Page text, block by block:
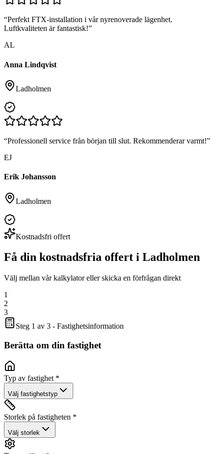
“Perfekt FTX-installation i vår nyrenoverade lägenhet.
Luftkvaliteten är fantastisk!”
AL
Anna Lindqvist
Ladholmen
“Professionell service från början till slut. Rekommenderar varmt!”
EJ
Erik Johansson
Ladholmen
Kostnadsfri offert
Få din kostnadsfria offert i Ladholmen
Välj mellan vår kalkylator eller skicka en förfrågan direkt
1
2
3
Steg 1 av 3 - Fastighetsinformation
Berätta om din fastighet
Typ av fastighet *
Välj fastighetstyp
Storlek på fastigheten *
Välj storlek